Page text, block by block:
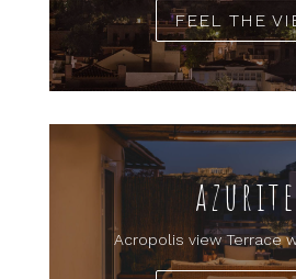
FEEL THE
azurite
Acropolis view Terrace